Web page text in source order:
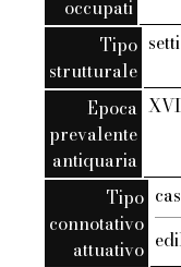
occupati
Tipo
strutturale
Epoca
prevalente
antiquaria
Tipo
connotativo
attuativo